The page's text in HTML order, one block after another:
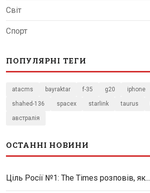
Світ
Спорт
ПОПУЛЯРНІ ТЕГИ
atacms bayraktar f-35 g20 iphone
shahed-136 spacex starlink taurus
австралія
ОСТАННІ НОВИНИ
Ціль Росії №1: The Times розповів, як...